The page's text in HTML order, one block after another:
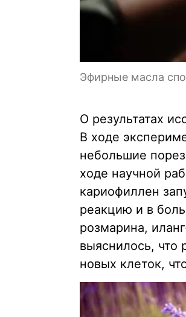
Эфирные масла
О результатах
В ходе
небольшие
ходе научной
кариофиллен
реакцию и в
розмарина,
выяснилось, что
новых клеток,